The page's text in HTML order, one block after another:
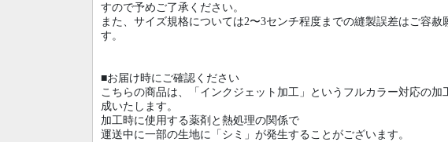
すので予めご了承ください。
また、サイズ規格については2〜3センチ程度までの縫製誤差はご容赦
す。
■お届け時にご確認ください
こちらの商品は、「インクジェット加工」というフルカラー対応の加
成いたします。
加工時に使用する薬剤と熱処理の関係で
運送中に一部の生地に「シミ」が発生することがございます。